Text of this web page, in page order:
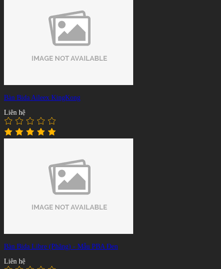
Bàn Bida Aileex KingKong
Liên hệ
Bàn Bida Libre (Phăng) - Mẫu PBA Đen
Liên hệ